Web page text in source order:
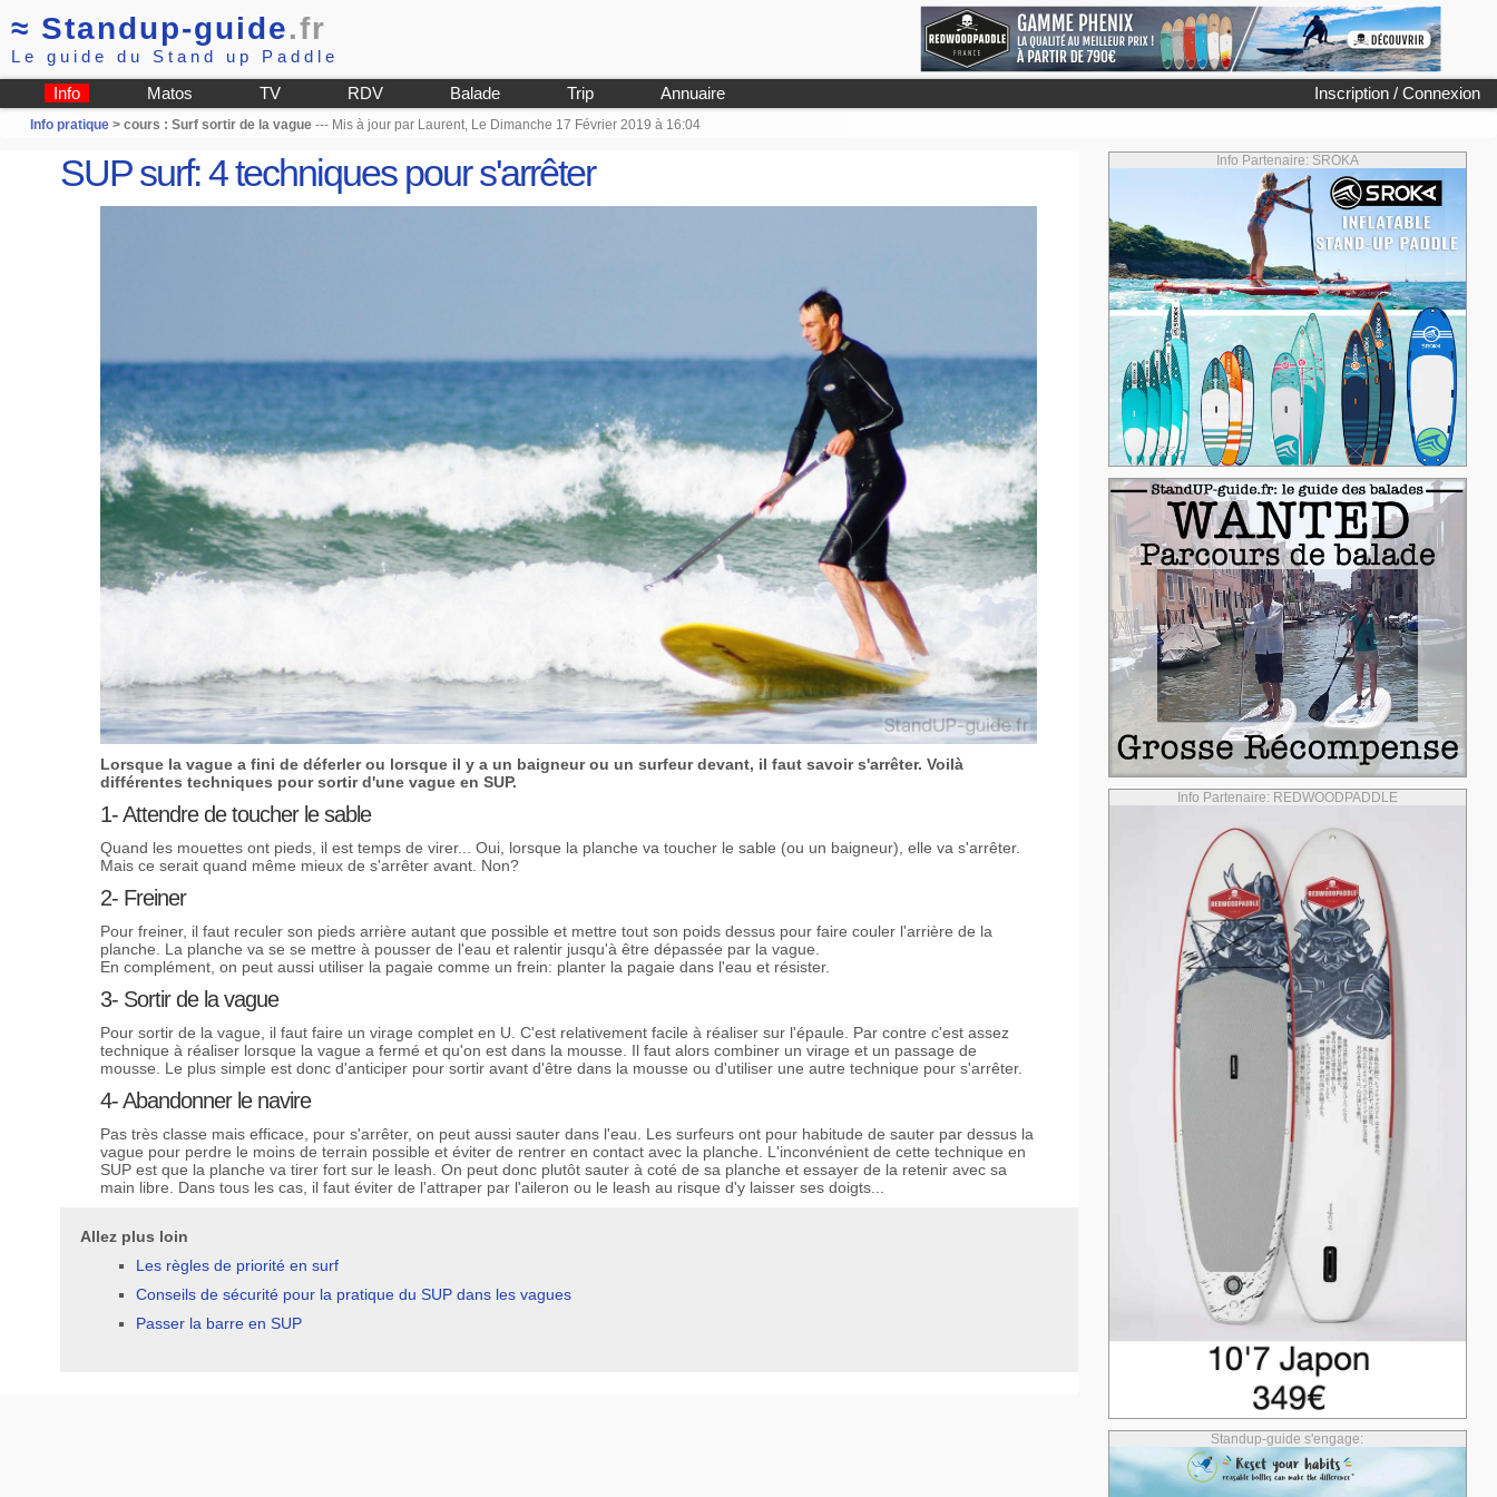
≈ Standup-guide.fr
Le guide du Stand up Paddle
Inscription / Connexion
Info Matos TV RDV Balade Trip Annuaire
Info pratique> cours : Surf sortir de la vague--- Mis à jour par Laurent, Le Dimanche 17 Février 2019 à 16:04
SUP surf: 4 techniques pour s'arrêter
Lorsque la vague a fini de déferler ou lorsque il y a un baigneur ou un surfeur devant, il faut savoir s'arrêter. Voilà
différentes techniques pour sortir d'une vague en SUP.
1- Attendre de toucher le sable
Quand les mouettes ont pieds, il est temps de virer... Oui, lorsque la planche va toucher le sable (ou un baigneur), elle va s'arrêter.
Mais ce serait quand même mieux de s'arrêter avant. Non?
2- Freiner
Pour freiner, il faut reculer son pieds arrière autant que possible et mettre tout son poids dessus pour faire couler l'arrière de la
planche. La planche va se se mettre à pousser de l'eau et ralentir jusqu'à être dépassée par la vague.
En complément, on peut aussi utiliser la pagaie comme un frein: planter la pagaie dans l'eau et résister.
3- Sortir de la vague
Pour sortir de la vague, il faut faire un virage complet en U. C'est relativement facile à réaliser sur l'épaule. Par contre c'est assez
technique à réaliser lorsque la vague a fermé et qu'on est dans la mousse. Il faut alors combiner un virage et un passage de
mousse. Le plus simple est donc d'anticiper pour sortir avant d'être dans la mousse ou d'utiliser une autre technique pour s'arrêter.
4- Abandonner le navire
Pas très classe mais efficace, pour s'arrêter, on peut aussi sauter dans l'eau. Les surfeurs ont pour habitude de sauter par dessus la
vague pour perdre le moins de terrain possible et éviter de rentrer en contact avec la planche. L'inconvénient de cette technique en
SUP est que la planche va tirer fort sur le leash. On peut donc plutôt sauter à coté de sa planche et essayer de la retenir avec sa
main libre. Dans tous les cas, il faut éviter de l'attraper par l'aileron ou le leash au risque d'y laisser ses doigts...
Allez plus loin
Les règles de priorité en surf
Conseils de sécurité pour la pratique du SUP dans les vagues
Passer la barre en SUP
Info Partenaire: SROKA
Info Partenaire: REDWOODPADDLE
Standup-guide s'engage: